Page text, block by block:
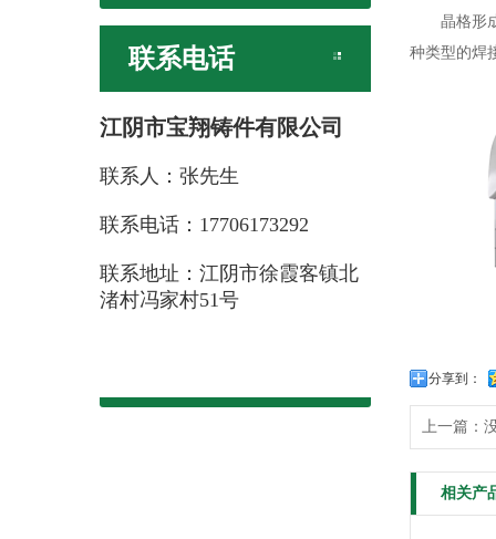
联系电话
江阴市宝翔铸件有限公司
联系人：张先生
联系电话：17706173292
联系地址：江阴市徐霞客镇北
渚村冯家村51号
晶格形成
种类型的焊
分享到：
上一篇：
相关产